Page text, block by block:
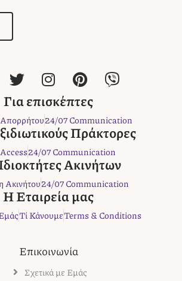
T
w
i
t
t
e
r
I
n
s
t
a
g
r
a
m
P
i
n
t
e
r
e
s
t
V
i
e
r
Για επισκέπτες
Απορρήτου24/07 Communication
Πράκτορες
24/07 Communication
Ακινήτων
Ακινήτου24/07 Communication
Η Εταιρεία μας
Τί ΚάνουμεTerms & Conditions
Επικοινωνία
Σχετικά με Εμάς